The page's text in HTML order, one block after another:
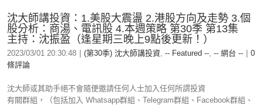
沈大師講投資：1.美股大震盪 2.港股方向及走勢 3.個
股分析：商湯、電訊股 4.本週策略 第30季 第13集
主持：沈振盈（逢星期三晚上9點後更新！）
2023/03/01 20:30:48 (第30季) 沈大師講投資, -- Featured --, -- 網台 --
0
條評論
沈大師或其助手絕不會隨便邀請任何人士加入任何所謂投資
有關群組，（包括加入 Whatsapp群組、Telegram群組、Facebook群組、